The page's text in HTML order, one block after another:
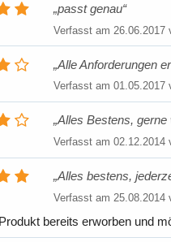
passt genau
Verfasst am 26.06.2017
Alle Anforderungen
Verfasst am 01.05.2017
Alles Bestens, gerne
Verfasst am 02.12.2014
Alles bestens,
Verfasst am 25.08.2014
bereits erworben und